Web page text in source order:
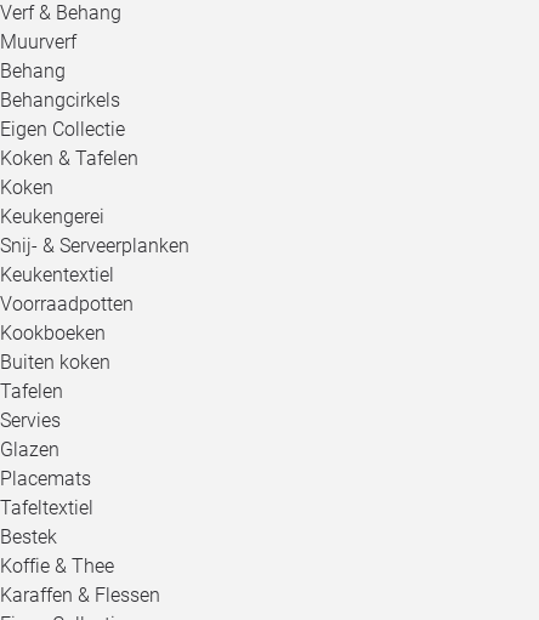
Verf & Behang
Muurverf
Behang
Behangcirkels
Eigen Collectie
Koken & Tafelen
Koken
Keukengerei
Snij- & Serveerplanken
Keukentextiel
Voorraadpotten
Kookboeken
Buiten koken
Tafelen
Servies
Glazen
Placemats
Tafeltextiel
Bestek
Koffie & Thee
Karaffen & Flessen